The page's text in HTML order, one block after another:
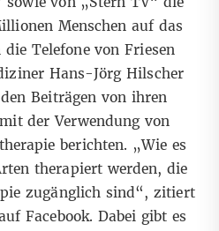
Menschen auf das
die Telefone von Friesen
Hans-Jörg Hilscher
Beiträgen von ihren
der Verwendung von
berichten. „Wie es
therapiert werden, die
zugänglich sind“,zitiert
Facebook. Dabei gibt es